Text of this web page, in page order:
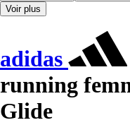
Voir plus
adidas
running
Glide